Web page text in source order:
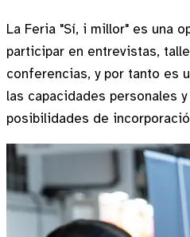
La Feria "Sí, i millor" es una
participar en entrevistas,
conferencias, y por tanto es
las capacidades personales
posibilidades de